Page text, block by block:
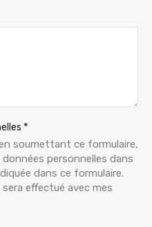
*
soumettant ce formulaire,
personnelles dans
dans ce formulaire.
effectué avec mes